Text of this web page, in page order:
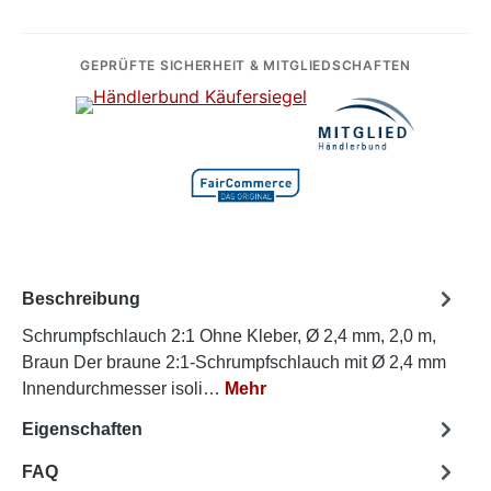
GEPRÜFTE SICHERHEIT & MITGLIEDSCHAFTEN
Beschreibung
Schrumpfschlauch 2:1 Ohne Kleber, Ø 2,4 mm, 2,0 m,
Braun Der braune 2:1-Schrumpfschlauch mit Ø 2,4 mm
Innendurchmesser isoli… Mehr
Eigenschaften
FAQ